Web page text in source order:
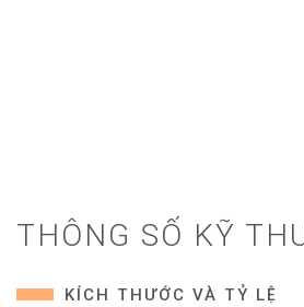
THÔNG SỐ KỸ
KÍCH THƯỚC VÀ TỶ LỆ